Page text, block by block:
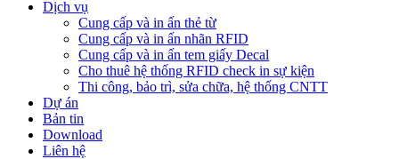
Dịch vụ
Cung cấp và in ấn thẻ từ
Cung cấp và in ấn nhãn RFID
Cung cấp và in ấn tem giấy Decal
Cho thuê hệ thống RFID check in sự kiện
Thi công, bảo trì, sửa chữa, hệ thống CNTT
Dự án
Bản tin
Download
Liên hệ